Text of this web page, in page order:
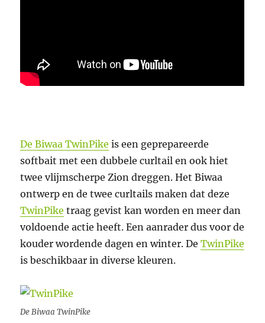
De Biwaa TwinPike is een geprepareerde
softbait met een dubbele curltail en ook hiet
twee vlijmscherpe Zion dreggen. Het Biwaa
ontwerp en de twee curltails maken dat deze
TwinPike traag gevist kan worden en meer dan
voldoende actie heeft. Een aanrader dus voor de
kouder wordende dagen en winter. DeTwinPike
is beschikbaar in diverse kleuren.
De Biwaa TwinPike